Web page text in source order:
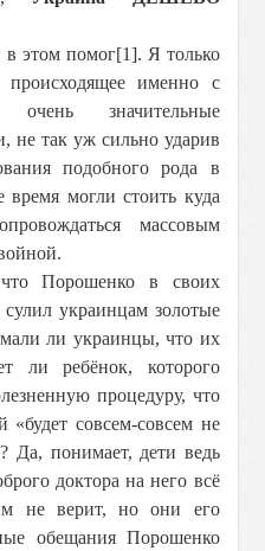
в этом помог[1]. Я только
именно с
значительные
не так уж сильно ударив
подобного рода в
время могли стоить куда
массовым
Порошенко в своих
украинцам золотые
ли украинцы, что их
ли ребёнок, которого
процедуру, что
совсем-совсем не
Да, понимает, дети ведь
доктора на него всё
не верит, но они его
обещания Порошенко